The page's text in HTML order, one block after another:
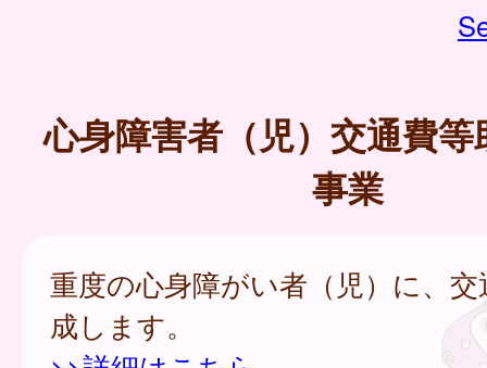
心身障害者（児）交通費
事業
重度の心身障がい者（児）に、
成します。